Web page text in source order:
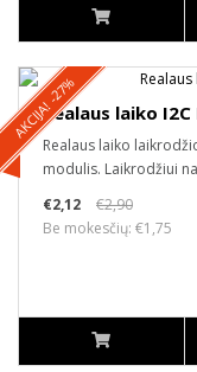
AKCIJA! -27%Realaus laiko I2C
Realaus laiko
modulis. Laikrodžiui
€2,12
€2,90
Be mokesčių: €1,75